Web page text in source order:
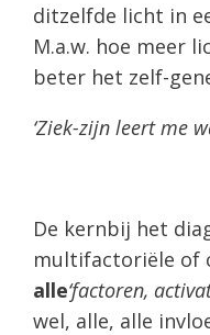
ditzelfde licht in
M.a.w. hoe meer
beter het zelf-
‘Ziek-zijn leert me
De kernbij het
multifactoriële of
alle‘factoren,
wel, alle, alle